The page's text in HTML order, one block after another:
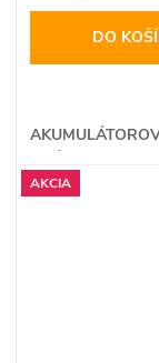
DO
AKCIA